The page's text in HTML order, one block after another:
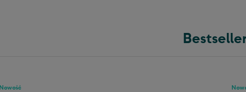
Nowość